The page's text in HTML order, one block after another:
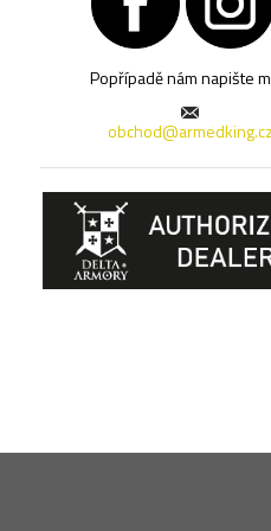
Popřípadě nám napište
obchod@armedking.cz